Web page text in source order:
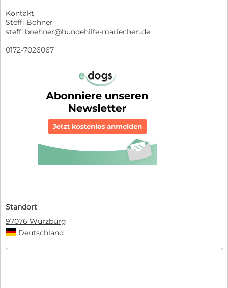
Kontakt
Steffi Böhner
steffi.boehner@hundehilfe-mariechen.de
0172-7026067
Standort
97076 Würzburg
Deutschland